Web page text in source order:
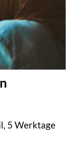
5 Werktage